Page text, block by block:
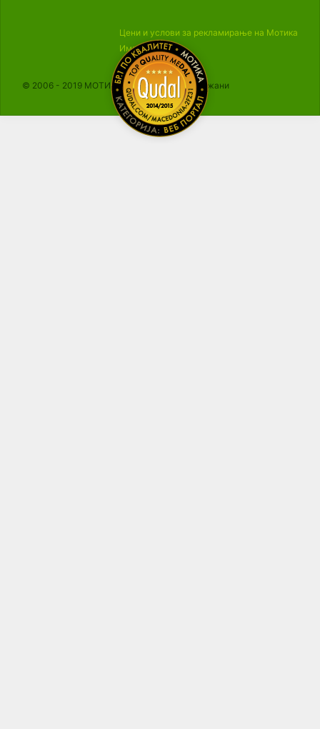
Цени и услови за рекламирање на Мотика
Импресум
© 2006 - 2019 МОТИКА, Сите права се задржани